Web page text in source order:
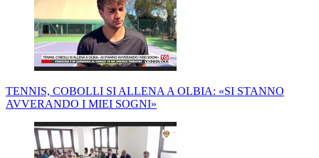
TENNIS, COBOLLI SI ALLENA A OLBIA: «SI STANNO
AVVERANDO I MIEI SOGNI»